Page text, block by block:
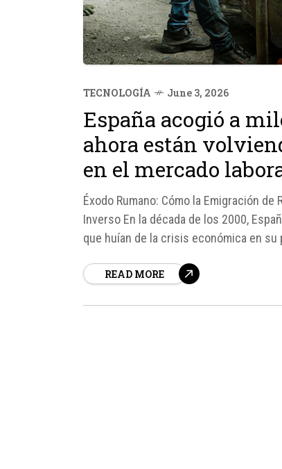
TECNOLOGÍA June 3, 2026
España acogió a
ahora están
en el mercado
Éxodo Rumano: Cómo la Emigración
Inverso En la década de los 2000,
que huían de la crisis económica en su
READ MORE